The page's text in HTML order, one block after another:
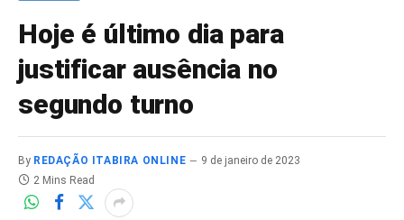
Hoje é último dia para
justificar ausência no
segundo turno
By REDAÇÃO ITABIRA ONLINE
9 de janeiro de 2023
2 Mins Read